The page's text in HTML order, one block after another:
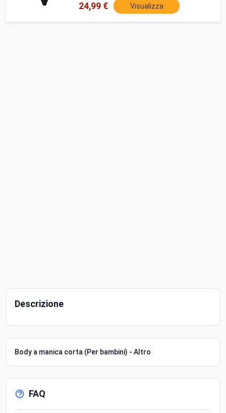
24,99 € Visualizza
Descrizione
Body a manica corta (Per bambini) - Altro
FAQ